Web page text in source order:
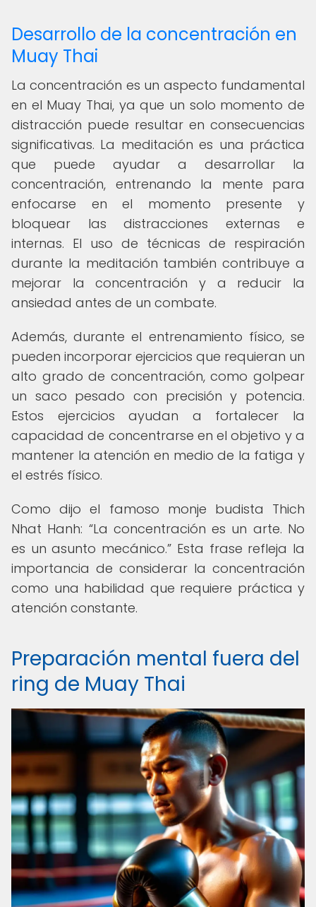
Desarrollo de la concentración en
Muay Thai
La concentración es un aspecto fundamental
en el Muay Thai, ya que un solo momento de
distracción puede resultar en consecuencias
significativas. La meditación es una práctica
que puede ayudar a desarrollar la
concentración, entrenando la mente para
enfocarse en el momento presente y
bloquear las distracciones externas e
internas. El uso de técnicas de respiración
durante la meditación también contribuye a
mejorar la concentración y a reducir la
ansiedad antes de un combate.
Además, durante el entrenamiento físico, se
pueden incorporar ejercicios que requieran un
alto grado de concentración, como golpear
un saco pesado con precisión y potencia.
Estos ejercicios ayudan a fortalecer la
capacidad de concentrarse en el objetivo y a
mantener la atención en medio de la fatiga y
el estrés físico.
Como dijo el famoso monje budista Thich
Nhat Hanh:
La concentración es un arte. No
es un asunto mecánico. Esta frase refleja la
importancia de considerar la concentración
como una habilidad que requiere práctica y
atención constante.
Preparación mental fuera del
ring de Muay Thai